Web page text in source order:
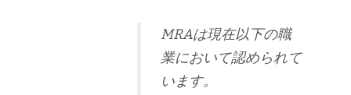
MRAは現在以下の職
業において認められて
います。